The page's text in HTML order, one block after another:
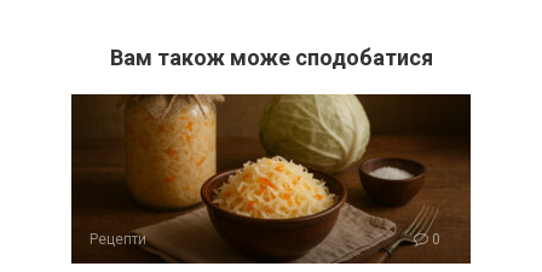
Вам також може сподобатися
Рецепти 0